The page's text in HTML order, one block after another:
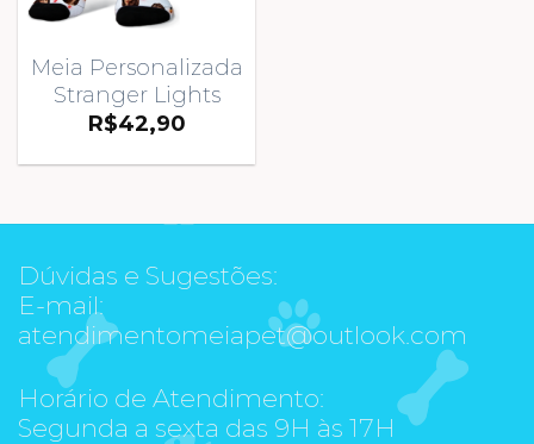
Meia Personalizada
Stranger Lights
R$42,90
Dúvidas e Sugestões:
E-mail:
atendimentomeiapet@outlook.com
Horário de Atendimento:
Segunda a sexta das 9H às 17H